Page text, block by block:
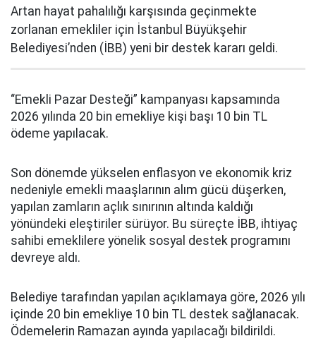
Artan hayat pahalılığı karşısında geçinmekte
zorlanan emekliler için İstanbul Büyükşehir
Belediyesi’nden (İBB) yeni bir destek kararı geldi.
“Emekli Pazar Desteği” kampanyası kapsamında
2026 yılında 20 bin emekliye kişi başı 10 bin TL
ödeme yapılacak.
Son dönemde yükselen enflasyon ve ekonomik kriz
nedeniyle emekli maaşlarının alım gücü düşerken,
yapılan zamların açlık sınırının altında kaldığı
yönündeki eleştiriler sürüyor. Bu süreçte İBB, ihtiyaç
sahibi emeklilere yönelik sosyal destek programını
devreye aldı.
Belediye tarafından yapılan açıklamaya göre, 2026 yılı
içinde 20 bin emekliye 10 bin TL destek sağlanacak.
Ödemelerin Ramazan ayında yapılacağı bildirildi.